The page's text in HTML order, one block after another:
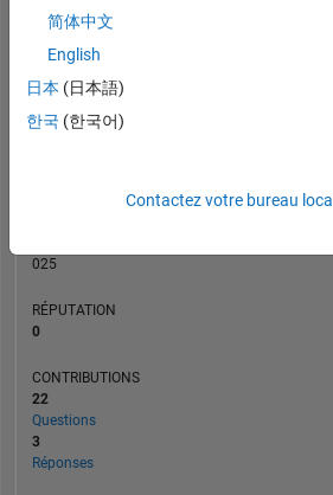
0
025
RÉPUTATION
0
CONTRIBUTIONS
22
Questions
3
Réponses
简体中文
English
日本 (日本語)
한국 (한국어)
Contactez votre bureau local